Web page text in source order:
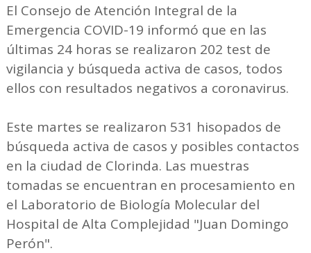
El Consejo de Atención Integral de la
Emergencia COVID-19 informó que en las
últimas 24 horas se realizaron 202 test de
vigilancia y búsqueda activa de casos, todos
ellos con resultados negativos a coronavirus.
Este martes se realizaron 531 hisopados de
búsqueda activa de casos y posibles contactos
en la ciudad de Clorinda. Las muestras
tomadas se encuentran en procesamiento en
el Laboratorio de Biología Molecular del
Hospital de Alta Complejidad "Juan Domingo
Perón".